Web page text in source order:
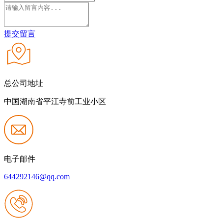
提交留言
总公司地址
中国湖南省平江寺前工业小区
电子邮件
644292146@qq.com